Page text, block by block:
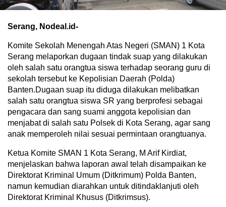
Serang, Nodeal.id-
Komite Sekolah Menengah Atas Negeri (SMAN) 1 Kota
Serang melaporkan dugaan tindak suap yang dilakukan
oleh salah satu orangtua siswa terhadap seorang guru di
sekolah tersebut ke Kepolisian Daerah (Polda)
Banten.Dugaan suap itu diduga dilakukan melibatkan
salah satu orangtua siswa SR yang berprofesi sebagai
pengacara dan sang suami anggota kepolisian dan
menjabat di salah satu Polsek di Kota Serang, agar sang
anak memperoleh nilai sesuai permintaan orangtuanya.
Ketua Komite SMAN 1 Kota Serang, M Arif Kirdiat,
menjelaskan bahwa laporan awal telah disampaikan ke
Direktorat Kriminal Umum (Ditkrimum) Polda Banten,
namun kemudian diarahkan untuk ditindaklanjuti oleh
Direktorat Kriminal Khusus (Ditkrimsus).